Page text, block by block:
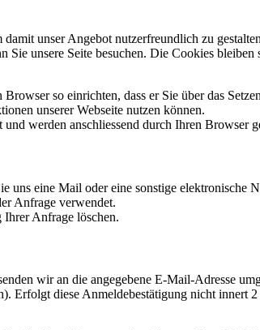
unser Angebot nutzerfreundlich zu
Sie unsere Seite besuchen. Die Cookies
so einrichten, dass er Sie über das
unserer Webseite nutzen können.
werden anschliessend durch Ihren Browser
uns eine Mail oder eine sonstige
Anfrage verwendet.
Anfrage löschen.
wir an die angegebene E-Mail-Adresse
Erfolgt diese Anmeldebestätigung nicht innert